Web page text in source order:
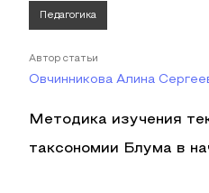
Педагогика
Автор статьи
Овчинникова Алина
Методика изучения
таксономии Блума в